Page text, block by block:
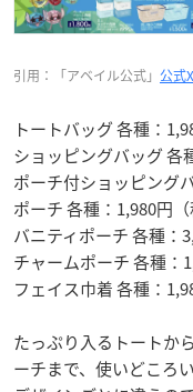
引用：「アベイル公式」 公式X
トートバッグ 各種：
ショッピングバッグ 各
ポーチ付ショッピング
ポーチ 各種：1,980円（
バニティポーチ 各種：
チャームポーチ 各種：
フェイス巾着 各種：
たっぷり入るトートか
ーチまで、使いどころ